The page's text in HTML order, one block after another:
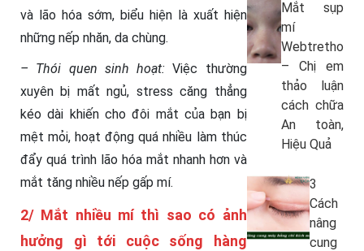
và lão hóa sớm, biểu hiện là xuất hiện
những nếp nhăn, da chùng.
– Thói quen sinh hoạt: Việc thường
xuyên bị mất ngủ, stress căng thẳng
kéo dài khiến cho đôi mắt của bạn bị
mệt mỏi, hoạt động quá nhiều làm thúc
đẩy quá trình lão hóa mắt nhanh hơn và
mắt tăng nhiều nếp gấp mí.
2/ Mắt nhiều mí thì sao có ảnh
hưởng gì tới cuộc sống hàng
Mắt sụp
mí
Webtretho
– Chị em
thảo luận
cách chữa
An toàn,
Hiệu Quả
3
Cách
nâng
cung